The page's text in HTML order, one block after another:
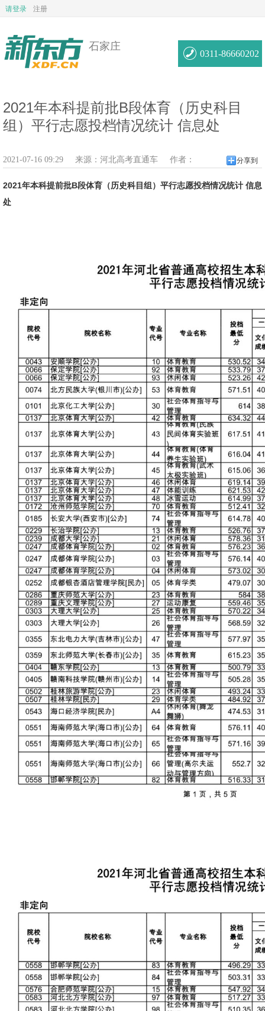
请登录 注册
石家庄
0311-86660202
2021年本科提前批B段体育（历史科目
组）平行志愿投档情况统计 信息处
2021-07-16 09:29 来源： 河北高考直通车 作者： 分享到
2021年本科提前批B段体育（历史科目组）平行志愿投档情况统计 信息
处